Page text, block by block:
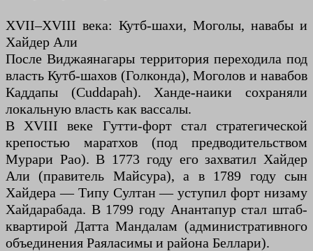
XVII–XVIII века: Кутб-шахи, Моголы, навабы и
Хайдер Али
После Виджаянагары территория переходила под
власть Кутб-шахов (Голконда), Моголов и навабов
Каддапы (Cuddapah). Ханде-наики сохраняли
локальную власть как вассалы.
В XVIII веке Гутти-форт стал стратегической
крепостью маратхов (под предводительством
Мурари Рао). В 1773 году его захватил Хайдер
Али (правитель Майсура), а в 1789 году сын
Хайдера — Типу Султан — уступил форт низаму
Хайдарабада. В 1799 году Анантапур стал штаб-
квартирой Датта Мандалам (административного
объединения Раяласимы и района Беллари).